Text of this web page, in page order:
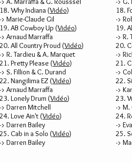
18. Why Indiana (Vidéo)
-> Marie-Claude Gil
19. AB Cowboy Up (Vidéo)
-> Arnaud Marraffa
20. All Country Proud (Vidéo)
-> R. Tardieu & A. Marquet
21. Pretty Please (Vidéo)
-> S. Fillion & C. Durand
22. Nangilima EZ (Vidéo)
-> Arnaud Marraffa
23. Lonely Drum (Vidéo)
-> Darren Mitchell
24. Love Ain't (Vidéo)
-> Darren Bailey
25. Cab in a Solo (Vidéo)
-> Darren Bailey
18.
->
19.
-> R.
20.
->
21.
->
22.
->
23.
->
24.
->
25.
->